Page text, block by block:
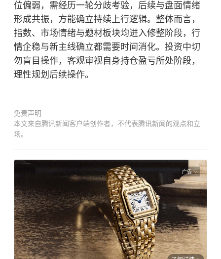
位偏弱，需经历一轮分歧考验，后续与盘面情绪
形成共振，方能确立持续上行逻辑。整体而言，
指数、市场情绪与题材板块均进入修整阶段，行
情企稳与新主线确立都需要时间消化。投资中切
勿盲目操作，客观审视自身持仓盈亏所处阶段，
理性规划后续操作。
免责声明
本文来自腾讯新闻客户端创作者，不代表腾讯新闻的观点和立
场。
广告